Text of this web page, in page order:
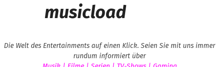
musicload
Die Welt des Entertainments auf einen Klick. Seien Sie mit uns immer
rundum informiert über